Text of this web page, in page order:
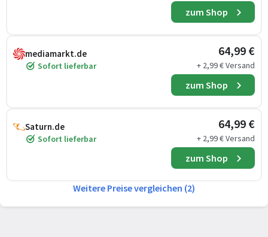
zum Shop
mediamarkt.de
Sofort lieferbar
64,99 €
+ 2,99 € Versand
zum Shop
Saturn.de
Sofort lieferbar
64,99 €
+ 2,99 € Versand
zum Shop
Weitere Preise vergleichen (2)